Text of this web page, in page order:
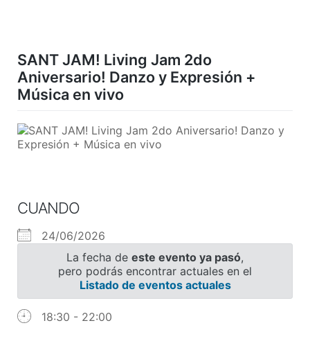
SANT JAM! Living Jam 2do
Aniversario! Danzo y Expresión +
Música en vivo
CUANDO
24/06/2026
La fecha de este evento ya pasó,
pero podrás encontrar actuales en el
Listado de eventos actuales
18:30 - 22:00